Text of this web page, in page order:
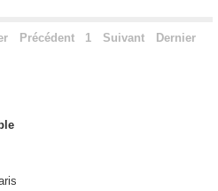
Précédent 1 Suivant Dernier